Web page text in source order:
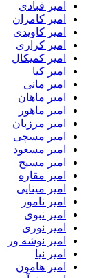
امیر قبادی
امیر کامران
امیر کاویدی
امیر کراری
امیر کمیکال
امیر کیا
امیر مانی
امیر ماهان
امیر ماهور
امیر مرزبان
امیر مسچی
امیر مسعود
امیر مسیح
امیر مقاره
امیر مینایی
امیر نامور
امیر نبوی
امیر نوری
امیر نوشه ور
امیر نیا
امیر هامون